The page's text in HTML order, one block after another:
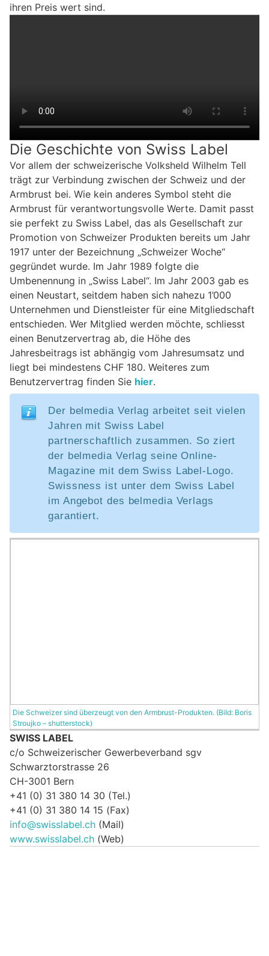
ihren Preis wert sind.
Die Geschichte von Swiss Label
Vor allem der schweizerische Volksheld Wilhelm Tell
trägt zur Verbindung zwischen der Schweiz und der
Armbrust bei. Wie kein anderes Symbol steht die
Armbrust für verantwortungsvolle Werte. Damit passt
sie perfekt zu Swiss Label, das als Gesellschaft zur
Promotion von Schweizer Produkten bereits um Jahr
1917 unter der Bezeichnung „Schweizer Woche“
gegründet wurde. Im Jahr 1989 folgte die
Umbenennung in „Swiss Label“. Im Jahr 2003 gab es
einen Neustart, seitdem haben sich nahezu 1’000
Unternehmen und Dienstleister für eine Mitgliedschaft
entschieden. Wer Mitglied werden möchte, schliesst
einen Benutzervertrag ab, die Höhe des
Jahresbeitrags ist abhängig vom Jahresumsatz und
liegt bei mindestens CHF 180. Weiteres zum
Benutzervertrag finden Sie hier.
Der belmedia Verlag arbeitet seit vielen
Jahren mit Swiss Label
partnerschaftlich zusammen. So ziert
der belmedia Verlag seine Online-
Magazine mit dem Swiss Label-Logo.
Swissness ist unter dem Swiss Label
im Angebot des belmedia Verlags
garantiert.
Die Schweizer sind überzeugt von den Armbrust-Produkten. (Bild: Boris
Stroujko – shutterstock)
SWISS LABEL
c/o Schweizerischer Gewerbeverband sgv
Schwarztorstrasse 26
CH-3001 Bern
+41 (0) 31 380 14 30 (Tel.)
+41 (0) 31 380 14 15 (Fax)
info@swisslabel.ch (Mail)
www.swisslabel.ch (Web)